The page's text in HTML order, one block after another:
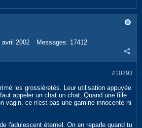
avril 2002 Messages: 17412
#10293
les grossièretés. Leur utilisation appuyée
appeler un chat un chat. Quand une fille
vagin, ce n'est pas une gamine innocente ni
l'adulescent éternel. On en reparle quand tu